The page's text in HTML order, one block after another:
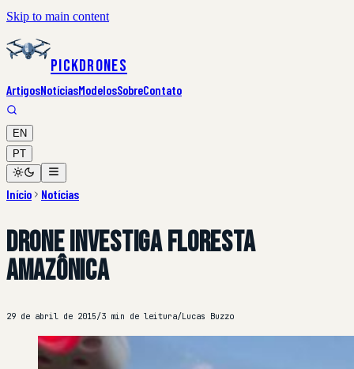
Skip to main content
PickDrones
ArtigosNotíciasModelosSobreContato
EN
PT
Início Notícias
Drone investiga floresta
amazônica
29 de abril de 2015/3 min de leitura/Lucas Buzzo